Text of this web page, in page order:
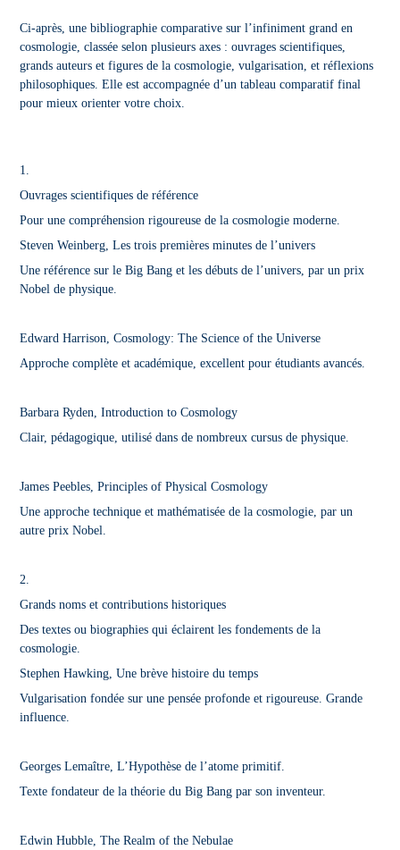
Ci-après, une bibliographie comparative sur l’infiniment grand en
cosmologie, classée selon plusieurs axes : ouvrages scientifiques,
grands auteurs et figures de la cosmologie, vulgarisation, et réflexions
philosophiques. Elle est accompagnée d’un tableau comparatif final
pour mieux orienter votre choix.
1.
Ouvrages scientifiques de référence
Pour une compréhension rigoureuse de la cosmologie moderne.
Steven Weinberg, Les trois premières minutes de l’univers
Une référence sur le Big Bang et les débuts de l’univers, par un prix
Nobel de physique.
Edward Harrison, Cosmology: The Science of the Universe
Approche complète et académique, excellent pour étudiants avancés.
Barbara Ryden, Introduction to Cosmology
Clair, pédagogique, utilisé dans de nombreux cursus de physique.
James Peebles, Principles of Physical Cosmology
Une approche technique et mathématisée de la cosmologie, par un
autre prix Nobel.
2.
Grands noms et contributions historiques
Des textes ou biographies qui éclairent les fondements de la
cosmologie.
Stephen Hawking, Une brève histoire du temps
Vulgarisation fondée sur une pensée profonde et rigoureuse. Grande
influence.
Georges Lemaître, L’Hypothèse de l’atome primitif.
Texte fondateur de la théorie du Big Bang par son inventeur.
Edwin Hubble, The Realm of the Nebulae